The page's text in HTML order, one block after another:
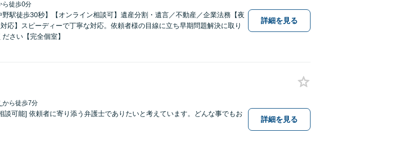
ら徒歩0分
野駅徒歩30秒】【オンライン相談可】遺産分割・遺言／不動産／企業法務【夜
応】スピーディーで丁寧な対応。依頼者様の目線に立ち早期問題解決に取り
さい【完全個室】
詳細を見る
から徒歩7分
談可能] 依頼者に寄り添う弁護士でありたいと考えています。どんな事でもお
詳細を見る